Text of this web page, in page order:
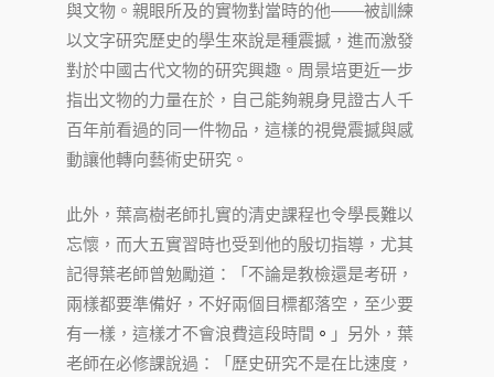
與文物。親眼所及的實物對當時的他——被訓練
以文字研究歷史的學生來說是種震撼，進而激發
對於中國古代文物的研究興趣。周景培更近一步
指出文物的力量在於，自己能夠親身見證古人千
百年前看過的同一件物品，這樣的視覺震撼與感
動讓他轉向藝術史研究。
此外，葉高樹老師扎實的清史課程也令學長難以
忘懷，而大五實習時也受到他的殷切指導，尤其
記得葉老師曾勉勵道：「不論是教檢還是考研，
兩樣都要準備好，不好兩個目標都落空，至少要
有一樣，這樣才不會浪費這段時間 。 」另外，葉
老師在必修課說過：「歷史研究不是在比速度，